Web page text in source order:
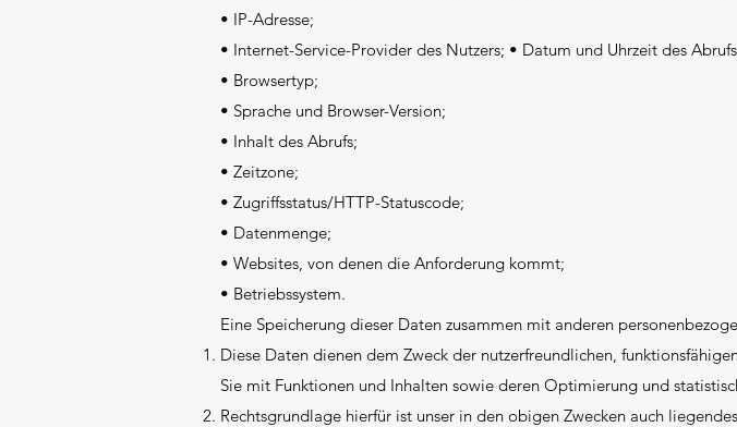
• IP-Adresse;
• Internet-Service-Provider des Nutzers; • Datum und Uhrzeit des
• Browsertyp;
• Sprache und Browser-Version;
• Inhalt des Abrufs;
• Zeitzone;
• Zugriffsstatus/HTTP-Statuscode;
• Datenmenge;
• Websites, von denen die Anforderung kommt;
• Betriebssystem.
Eine Speicherung dieser Daten zusammen mit anderen
Diese Daten dienen dem Zweck der nutzerfreundlichen,
Sie mit Funktionen und Inhalten sowie deren Optimierung und
Rechtsgrundlage hierfür ist unser in den obigen Zwecken auch